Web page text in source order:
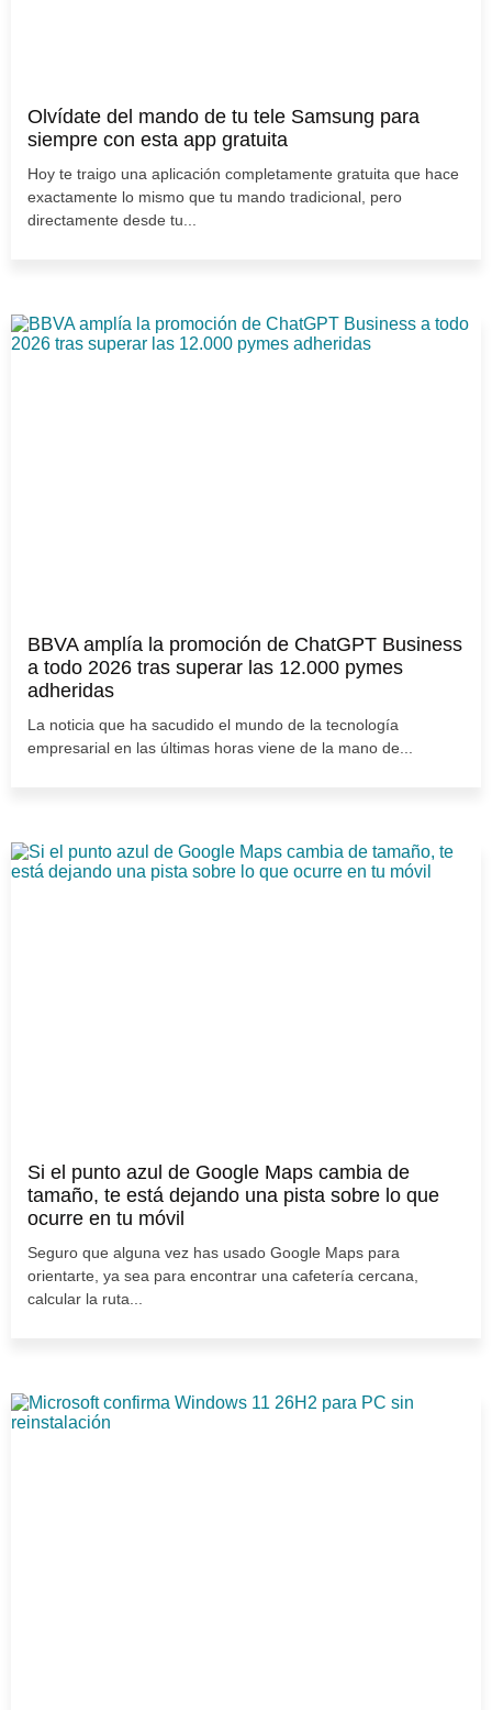
Olvídate del mando de tu tele Samsung para
siempre con esta app gratuita
Hoy te traigo una aplicación completamente gratuita que hace
exactamente lo mismo que tu mando tradicional, pero
directamente desde tu...
BBVA amplía la promoción de ChatGPT Business
a todo 2026 tras superar las 12.000 pymes
adheridas
La noticia que ha sacudido el mundo de la tecnología
empresarial en las últimas horas viene de la mano de...
Si el punto azul de Google Maps cambia de
tamaño, te está dejando una pista sobre lo que
ocurre en tu móvil
Seguro que alguna vez has usado Google Maps para
orientarte, ya sea para encontrar una cafetería cercana,
calcular la ruta...